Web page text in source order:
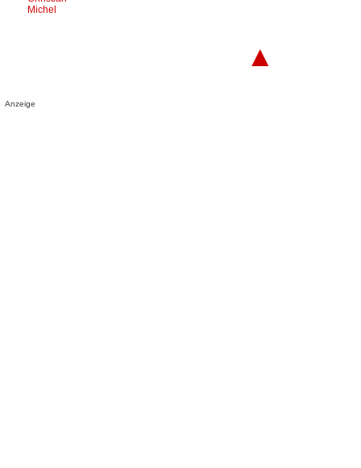
Michel
▲
Anzeige